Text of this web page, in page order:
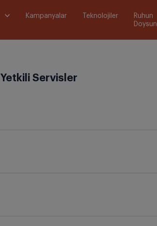
Kampanyalar Teknolojiler
Ruhun
Doysun
Yetkili Servisler